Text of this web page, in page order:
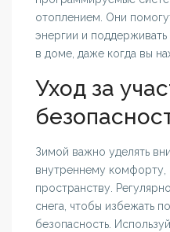
отоплением. Они
энергии и
в доме, даже когда вы
Уход за
Зимой важно уделять
внутреннему
пространству.
снега, чтобы избежать
безопасность.